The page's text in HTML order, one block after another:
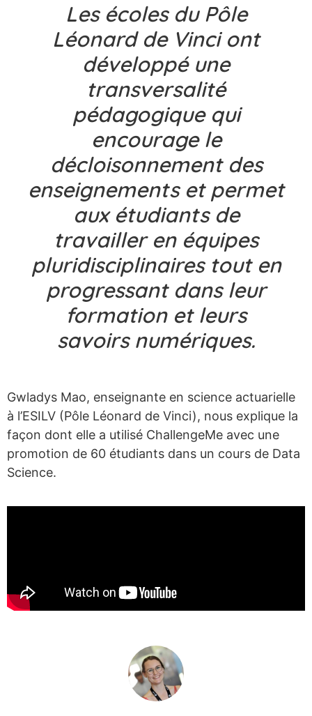
Les écoles du Pôle
Léonard de Vinci ont
développé une
transversalité
pédagogique qui
encourage le
décloisonnement des
enseignements et permet
aux étudiants de
travailler en équipes
pluridisciplinaires tout en
progressant dans leur
formation et leurs
savoirs numériques.
Gwladys Mao, enseignante en science actuarielle
à l’ESILV (Pôle Léonard de Vinci), nous explique la
façon dont elle a utilisé ChallengeMe avec une
promotion de 60 étudiants dans un cours de Data
Science.